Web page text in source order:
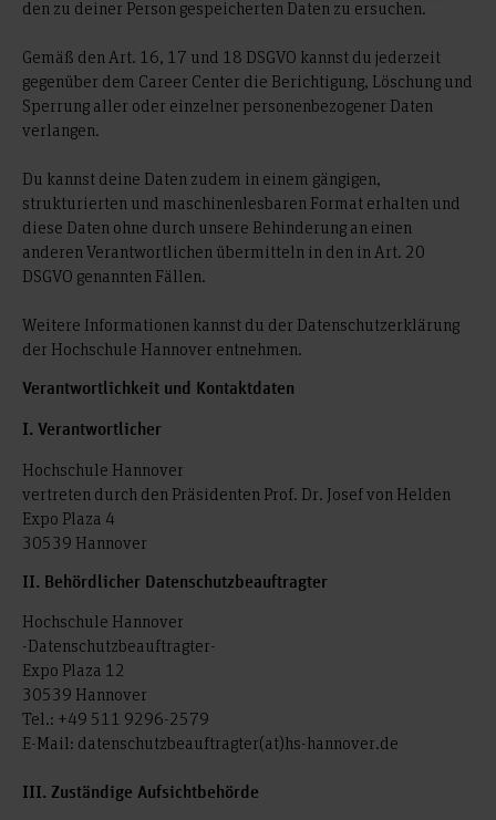
den zu deiner Person gespeicherten Daten zu ersuchen.
Gemäß den Art. 16, 17 und 18 DSGVO kannst du jederzeit
gegenüber dem Career Center die Berichtigung, Löschung und
Sperrung aller oder einzelner personenbezogener Daten
verlangen.
Du kannst deine Daten zudem in einem gängigen,
strukturierten und maschinenlesbaren Format erhalten und
diese Daten ohne durch unsere Behinderung an einen
anderen Verantwortlichen übermitteln in den in Art. 20
DSGVO genannten Fällen.
Weitere Informationen kannst du der Datenschutzerklärung
der Hochschule Hannover entnehmen.
Verantwortlichkeit und Kontaktdaten
I. Verantwortlicher
Hochschule Hannover
vertreten durch den Präsidenten Prof. Dr. Josef von Helden
Expo Plaza 4
30539 Hannover
II. Behördlicher Datenschutzbeauftragter
Hochschule Hannover
-Datenschutzbeauftragter-
Expo Plaza 12
30539 Hannover
Tel.: +49 511 9296-2579
E-Mail: datenschutzbeauftragter(at)hs-hannover.de
III. Zuständige Aufsichtbehörde